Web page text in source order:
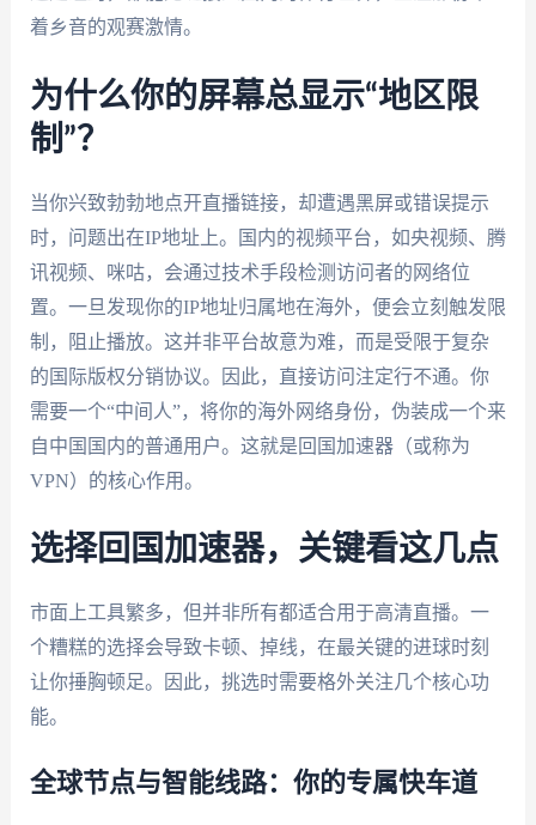
着乡音的观赛激情。
为什么你的屏幕总显示“地区限
制”？
当你兴致勃勃地点开直播链接，却遭遇黑屏或错误提示
时，问题出在IP地址上。国内的视频平台，如央视频、腾
讯视频、咪咕，会通过技术手段检测访问者的网络位
置。一旦发现你的IP地址归属地在海外，便会立刻触发限
制，阻止播放。这并非平台故意为难，而是受限于复杂
的国际版权分销协议。因此，直接访问注定行不通。你
需要一个“中间人”，将你的海外网络身份，伪装成一个来
自中国国内的普通用户。这就是回国加速器（或称为
VPN）的核心作用。
选择回国加速器，关键看这几点
市面上工具繁多，但并非所有都适合用于高清直播。一
个糟糕的选择会导致卡顿、掉线，在最关键的进球时刻
让你捶胸顿足。因此，挑选时需要格外关注几个核心功
能。
全球节点与智能线路：你的专属快车道